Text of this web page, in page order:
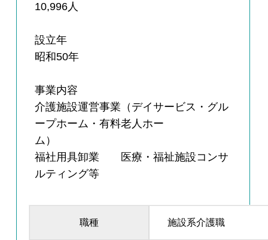
10,996人
設立年
昭和50年
事業内容
介護施設運営事業（デイサービス・グル
ープホーム・有料老人ホー
ム）
福社用具卸業 医療・福祉施設コンサ
ルティング等
職種 施設系介護職